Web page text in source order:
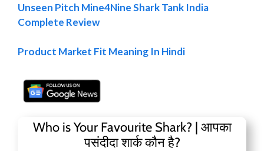
Unseen Pitch Mine4Nine Shark Tank India
Complete Review
Product Market Fit Meaning In Hindi
Who is Your Favourite Shark? | आपका
पसंदीदा शार्क कौन है?